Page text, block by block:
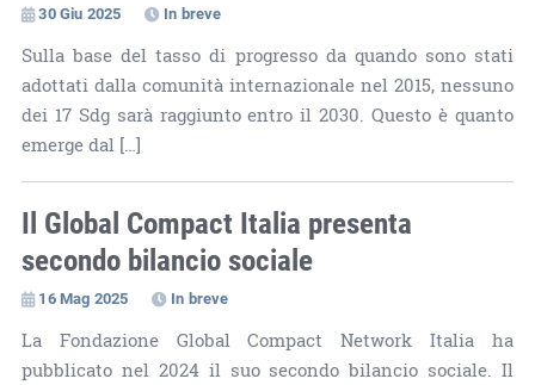
30 Giu 2025 In breve
Sulla base del tasso di progresso da quando sono stati
adottati dalla comunità internazionale nel 2015, nessuno
dei 17 Sdg sarà raggiunto entro il 2030. Questo è quanto
emerge dal […]
Il Global Compact Italia presenta
secondo bilancio sociale
16 Mag 2025 In breve
La Fondazione Global Compact Network Italia ha
pubblicato nel 2024 il suo secondo bilancio sociale. Il